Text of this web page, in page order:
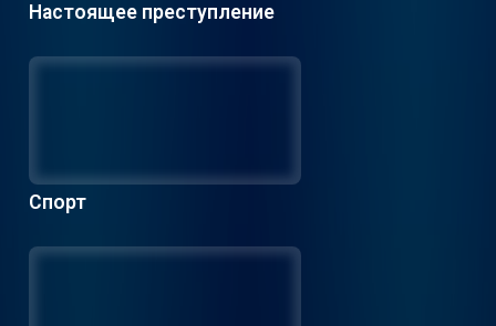
Настоящее преступление
Спорт